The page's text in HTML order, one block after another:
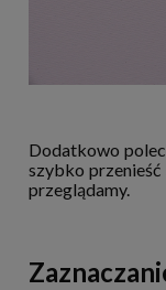
Dodatkowo
szybko
przeglądamy.